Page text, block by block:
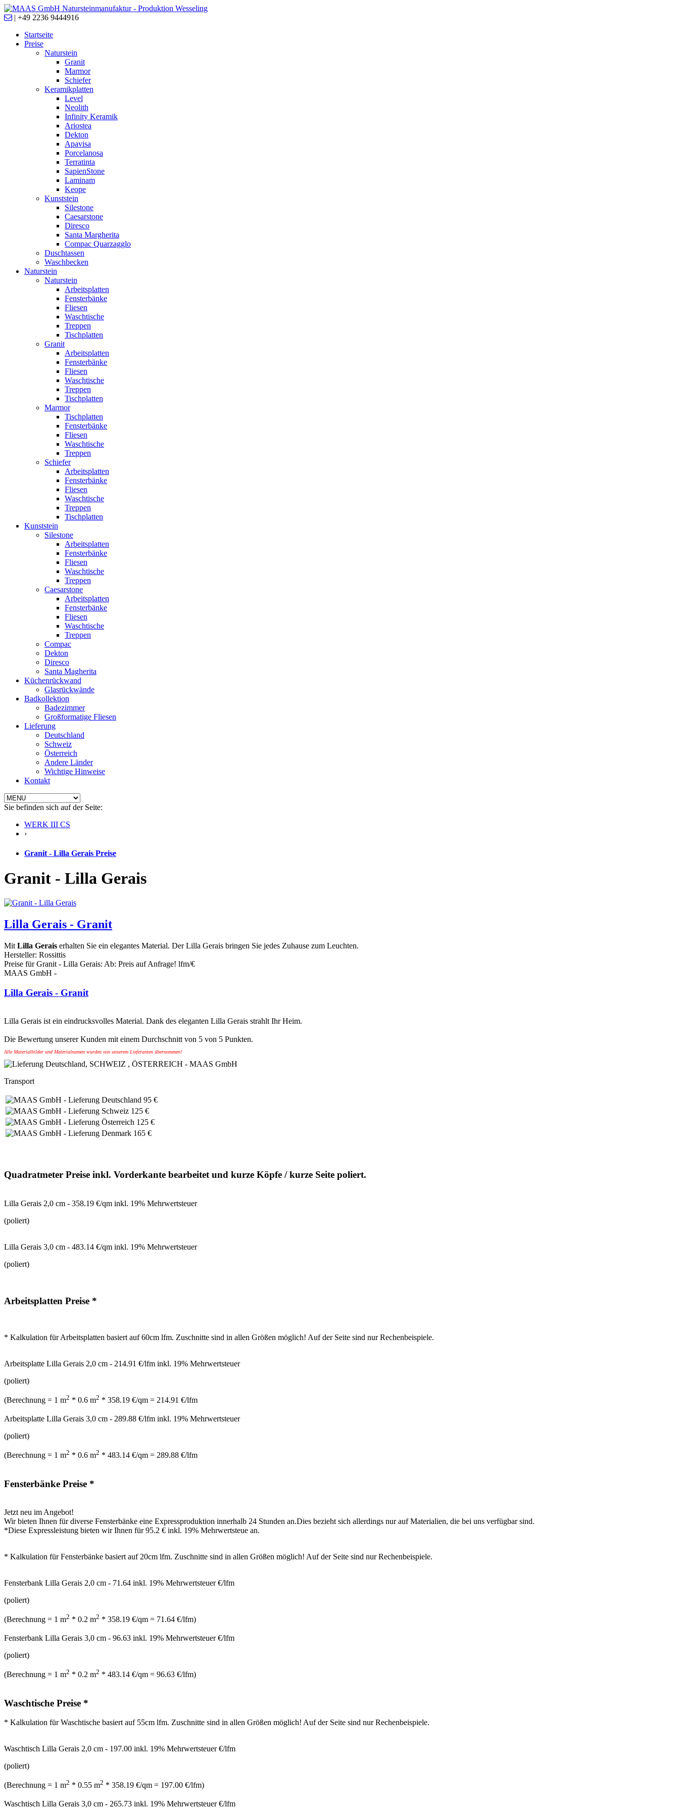
| +49 2236 9444916
Startseite
Preise
Naturstein
Granit
Marmor
Schiefer
Keramikplatten
Level
Neolith
Infinity Keramik
Ariostea
Dekton
Apavisa
Porcelanosa
Terratinta
SapienStone
Laminam
Keope
Kunststein
Silestone
Caesarstone
Diresco
Santa Margherita
Compac Quarzagglo
Duschtassen
Waschbecken
Naturstein
Naturstein
Arbeitsplatten
Fensterbänke
Fliesen
Waschtische
Treppen
Tischplatten
Granit
Arbeitsplatten
Fensterbänke
Fliesen
Waschtische
Treppen
Tischplatten
Marmor
Tischplatten
Fensterbänke
Fliesen
Waschtische
Treppen
Schiefer
Arbeitsplatten
Fensterbänke
Fliesen
Waschtische
Treppen
Tischplatten
Kunststein
Silestone
Arbeitsplatten
Fensterbänke
Fliesen
Waschtische
Treppen
Caesarstone
Arbeitsplatten
Fensterbänke
Fliesen
Waschtische
Treppen
Compac
Dekton
Diresco
Santa Magherita
Küchenrückwand
Glasrückwände
Badkollektion
Badezimmer
Großformatige Fliesen
Lieferung
Deutschland
Schweiz
Österreich
Andere Länder
Wichtige Hinweise
Kontakt
Sie befinden sich auf der Seite:
WERK III CS
›
Granit - Lilla Gerais Preise
Granit - Lilla Gerais
Lilla Gerais - Granit
Mit Lilla Gerais erhalten Sie ein elegantes Material. Der Lilla Gerais bringen Sie jedes Zuhause zum Leuchten.
Hersteller: Rossittis
Preise für Granit - Lilla Gerais: Ab: Preis auf Anfrage! lfm/€
MAAS GmbH -
Lilla Gerais - Granit
Lilla Gerais ist ein eindrucksvolles Material. Dank des eleganten Lilla Gerais strahlt Ihr Heim.
Die Bewertung unserer Kunden mit einem Durchschnitt von 5 von 5 Punkten.
Alle Materialbilder und Materialnamen wurden von unserem Lieferanten übernommen!
Transport
Quadratmeter Preise inkl. Vorderkante bearbeitet und kurze Köpfe / kurze Seite poliert.
Lilla Gerais 2,0 cm - 358.19 €/qm inkl. 19% Mehrwertsteuer
(poliert)
Lilla Gerais 3,0 cm - 483.14 €/qm inkl. 19% Mehrwertsteuer
(poliert)
Arbeitsplatten Preise *
* Kalkulation für Arbeitsplatten basiert auf 60cm lfm. Zuschnitte sind in allen Größen möglich! Auf der Seite sind nur Rechenbeispiele.
Arbeitsplatte Lilla Gerais 2,0 cm - 214.91 €/lfm inkl. 19% Mehrwertsteuer
(poliert)
(Berechnung = 1 m2 * 0.6 m2 * 358.19 €/qm = 214.91 €/lfm
Arbeitsplatte Lilla Gerais 3,0 cm - 289.88 €/lfm inkl. 19% Mehrwertsteuer
(poliert)
(Berechnung = 1 m2 * 0.6 m2 * 483.14 €/qm = 289.88 €/lfm
Fensterbänke Preise *
Jetzt neu im Angebot!
Wir bieten Ihnen für diverse Fensterbänke eine Expressproduktion innerhalb 24 Stunden an.Dies bezieht sich allerdings nur auf Materialien, die bei uns verfügbar sind.
*Diese Expressleistung bieten wir Ihnen für 95.2 € inkl. 19% Mehrwertsteue an.
* Kalkulation für Fensterbänke basiert auf 20cm lfm. Zuschnitte sind in allen Größen möglich! Auf der Seite sind nur Rechenbeispiele.
Fensterbank Lilla Gerais 2,0 cm - 71.64 inkl. 19% Mehrwertsteuer €/lfm
(poliert)
(Berechnung = 1 m2 * 0.2 m2 * 358.19 €/qm = 71.64 €/lfm)
Fensterbank Lilla Gerais 3,0 cm - 96.63 inkl. 19% Mehrwertsteuer €/lfm
(poliert)
(Berechnung = 1 m2 * 0.2 m2 * 483.14 €/qm = 96.63 €/lfm)
Waschtische Preise *
* Kalkulation für Waschtische basiert auf 55cm lfm. Zuschnitte sind in allen Größen möglich! Auf der Seite sind nur Rechenbeispiele.
Waschtisch Lilla Gerais 2,0 cm - 197.00 inkl. 19% Mehrwertsteuer €/lfm
(poliert)
(Berechnung = 1 m2 * 0.55 m2 * 358.19 €/qm = 197.00 €/lfm)
Waschtisch Lilla Gerais 3,0 cm - 265.73 inkl. 19% Mehrwertsteuer €/lfm